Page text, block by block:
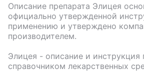
Описание препарата Элицея
официально утвержденной
применению и утверждено
производителем.
Элицея - описание и инструкция
справочником лекарственных